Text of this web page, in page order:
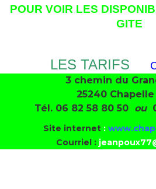
POUR VOIR LES
GITE
LES TARIFS
3 chemin du
25240 Chapelle
Tél. 06 82 58 80 50 ou
Site internet :
Courriel :